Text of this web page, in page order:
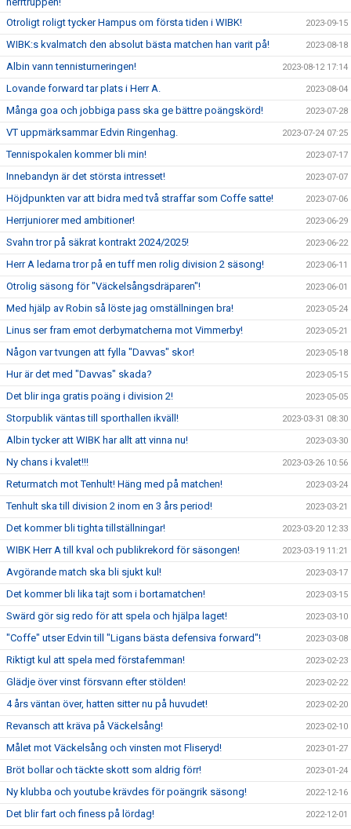
Otroligt roligt tycker Hampus om första tiden i WIBK!
2023-09-15
WIBK:s kvalmatch den absolut bästa matchen han varit på! 2023-08-18
Albin vann tennisturneringen! 2023-08-12 17:14
Lovande forward tar plats i Herr A. 2023-08-04
Många goa och jobbiga pass ska ge bättre poängskörd! 2023-07-28
VT uppmärksammar Edvin Ringenhag. 2023-07-24 07:25
Tennispokalen kommer bli min! 2023-07-17
Innebandyn är det största intresset! 2023-07-07
Höjdpunkten var att bidra med två straffar som Coffe satte! 2023-07-06
Herrjuniorer med ambitioner! 2023-06-29
Svahn tror på säkrat kontrakt 2024/2025! 2023-06-22
Herr A ledarna tror på en tuff men rolig division 2 säsong! 2023-06-11
Otrolig säsong för "Väckelsångsdräparen"! 2023-06-01
Med hjälp av Robin så löste jag omställningen bra! 2023-05-24
Linus ser fram emot derbymatcherna mot Vimmerby! 2023-05-21
Någon var tvungen att fylla "Davvas" skor! 2023-05-18
Hur är det med "Davvas" skada? 2023-05-15
Det blir inga gratis poäng i division 2! 2023-05-05
Storpublik väntas till sporthallen ikväll! 2023-03-31 08:30
Albin tycker att WIBK har allt att vinna nu! 2023-03-30
Ny chans i kvalet!!! 2023-03-26 10:56
Returmatch mot Tenhult! Häng med på matchen! 2023-03-24
Tenhult ska till division 2 inom en 3 års period! 2023-03-21
Det kommer bli tighta tillställningar! 2023-03-20 12:33
WIBK Herr A till kval och publikrekord för säsongen! 2023-03-19 11:21
Avgörande match ska bli sjukt kul! 2023-03-17
Det kommer bli lika tajt som i bortamatchen! 2023-03-15
Swärd gör sig redo för att spela och hjälpa laget! 2023-03-10
"Coffe" utser Edvin till "Ligans bästa defensiva forward"! 2023-03-08
Riktigt kul att spela med förstafemman! 2023-02-23
Glädje över vinst försvann efter stölden! 2023-02-22
4 års väntan över, hatten sitter nu på huvudet! 2023-02-20
Revansch att kräva på Väckelsång! 2023-02-10
Målet mot Väckelsång och vinsten mot Fliseryd! 2023-01-27
Bröt bollar och täckte skott som aldrig förr! 2023-01-24
Ny klubba och youtube krävdes för poängrik säsong! 2022-12-16
Det blir fart och finess på lördag! 2022-12-01